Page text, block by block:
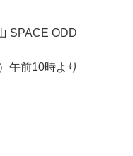
SPACE ODD
午前10時より